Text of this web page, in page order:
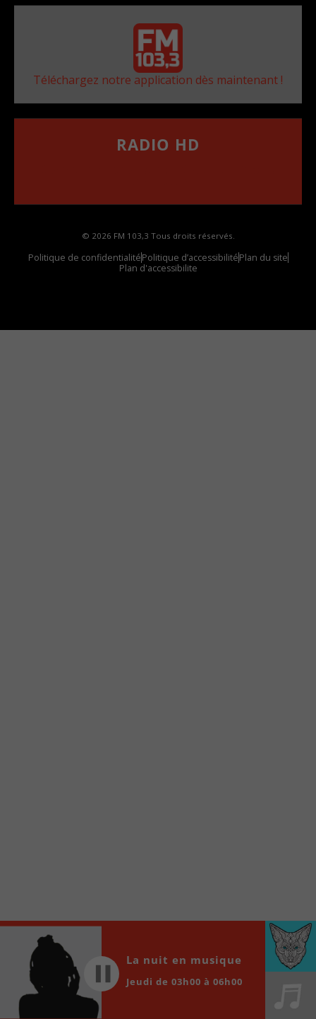
Téléchargez notre application dès maintenant !
RADIO HD
© 2026 FM 103,3 Tous droits réservés.
Politique de confidentialitéPolitique d’accessibilitéPlan du site
Plan d'accessibilite
locale vous sont maintenant accessibles en un clic!
Audio
Player
00:00 00:00
La nuit en musique
Jeudi de 03h00 à 06h00